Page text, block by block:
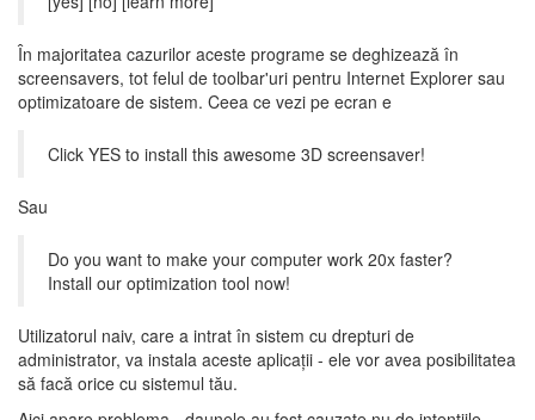
În majoritatea cazurilor aceste programe se deghizează în
screensavers, tot felul de toolbar'uri pentru Internet Explorer sau
optimizatoare de sistem. Ceea ce vezi pe ecran e
Click YES to install this awesome 3D screensaver!
Sau
Do you want to make your computer work 20x faster?
Install our optimization tool now!
Utilizatorul naiv, care a intrat în sistem cu drepturi de
administrator, va instala aceste aplicaţii - ele vor avea posibilitatea
să facă orice cu sistemul tău.